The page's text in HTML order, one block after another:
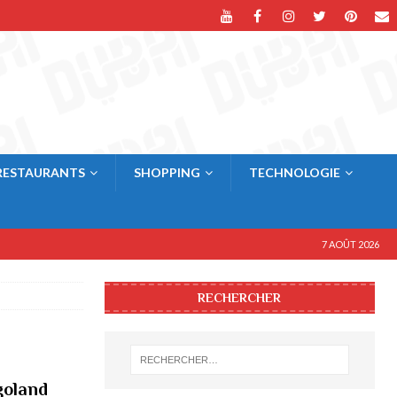
SHOPPING TECHNOLOGIE
7 AOÛT 2026
RECHERCHER